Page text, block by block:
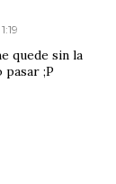
quede sin la
;P